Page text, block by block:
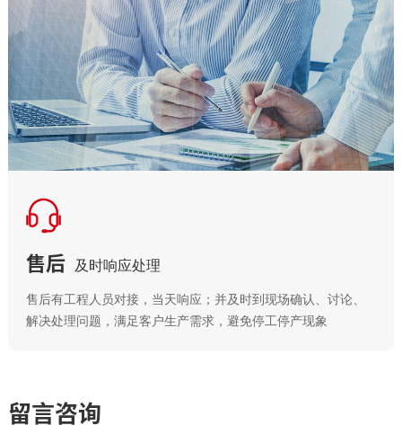
售后 及时响应处理
售后有工程人员对接，当天响应；并及时到现场确认、讨论、
解决处理问题，满足客户生产需求，避免停工停产现象
留言咨询